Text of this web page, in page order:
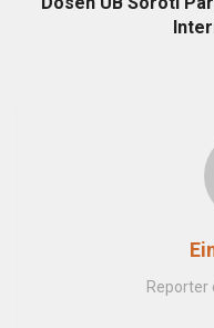
Reporter